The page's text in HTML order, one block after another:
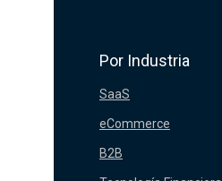
SaaS
B2B
eCommerce
Por Industria